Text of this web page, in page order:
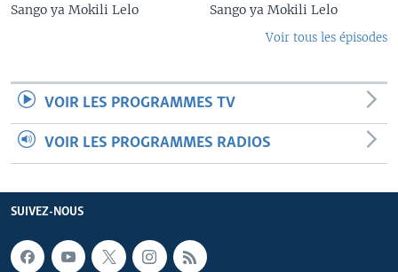
Sango ya Mokili Lelo Sango ya Mokili Lelo
Voir tous les épisodes
VOIR LES PROGRAMMES TV
VOIR LES PROGRAMMES RADIOS
SUIVEZ-NOUS